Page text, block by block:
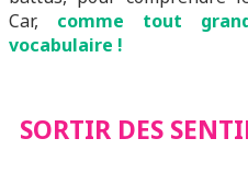
Car, comme tout
vocabulaire !
SORTIR DES